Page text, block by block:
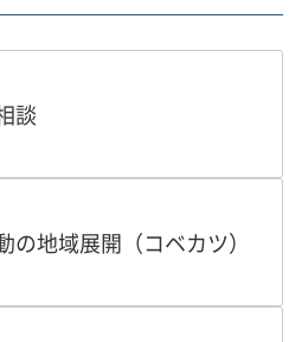
談
の地域展開（コベカツ）